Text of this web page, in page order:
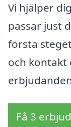
Vi hjälper
passar just
första
och kontakt
Få 3